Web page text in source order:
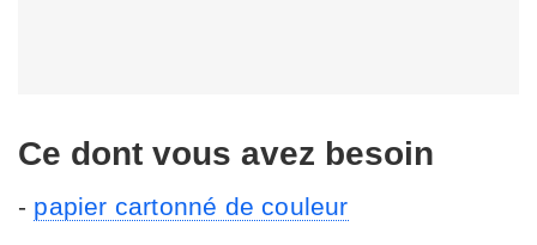
Ce dont vous avez besoin
- papier cartonné de couleur